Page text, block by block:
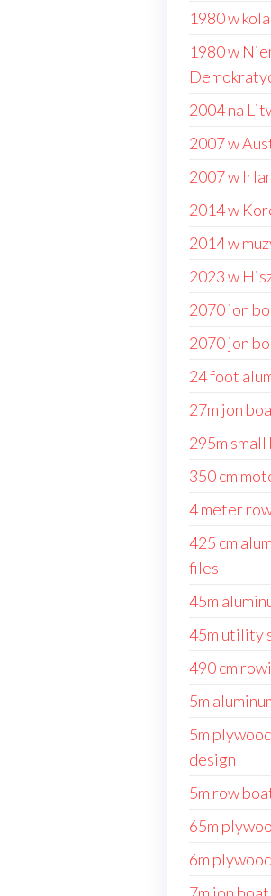
1980 w
1980 w
2004 na
2007 w
2007 w
2014 w
2014 w
2023 w
2070 jon
2070 jon
24 foot
27m jon
295m
350 cm
4 meter
425 cm
files
45m
45m utility
490 cm
5m
5m
design
5m row
65m
6m